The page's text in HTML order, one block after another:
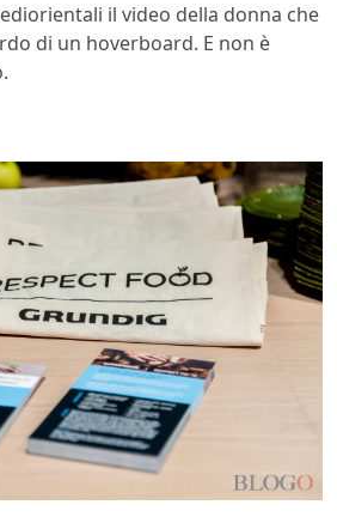
il video della donna che
di un hoverboard. E non è